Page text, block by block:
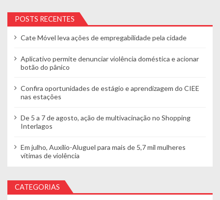
POSTS RECENTES
Cate Móvel leva ações de empregabilidade pela cidade
Aplicativo permite denunciar violência doméstica e acionar
botão do pânico
Confira oportunidades de estágio e aprendizagem do CIEE
nas estações
De 5 a 7 de agosto, ação de multivacinação no Shopping
Interlagos
Em julho, Auxílio-Aluguel para mais de 5,7 mil mulheres
vítimas de violência
CATEGORIAS